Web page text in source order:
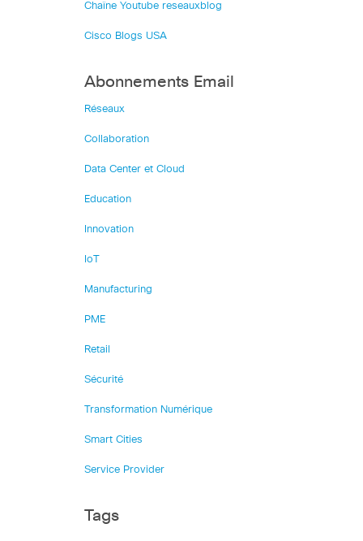
Chaîne Youtube reseauxblog
Cisco Blogs USA
Abonnements Email
Réseaux
Collaboration
Data Center et Cloud
Education
Innovation
IoT
Manufacturing
PME
Retail
Sécurité
Transformation Numérique
Smart Cities
Service Provider
Tags